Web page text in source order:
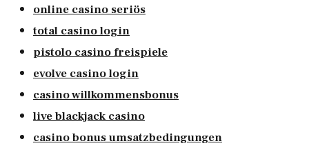
online casino seriös
total casino login
pistolo casino freispiele
evolve casino login
casino willkommensbonus
live blackjack casino
casino bonus umsatzbedingungen